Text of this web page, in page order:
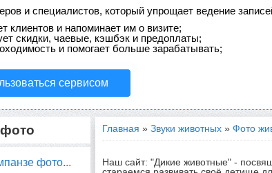
и специалистов, который упрощает ведение
клиентов и напоминает им о визите;
скидки, чаевые, кэшбэк и предоплаты;
и помогает больше зарабатывать;
сервисом
фото...
Главная » Звуки животных » Фото
Наш сайт: "Дикие животные" -